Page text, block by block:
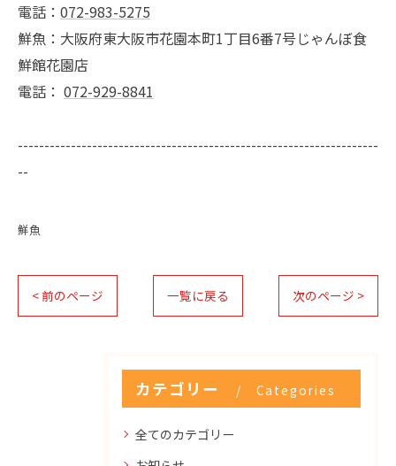
電話： 072-983-5275
鮮魚：大阪府東大阪市花園本町1丁目6番7号じゃんぼ食
鮮館花園店
電話： 072-929-8841
--------------------------------------------------------------------
--
鮮魚
< 前のページ 一覧に戻る 次のページ >
カテゴリー Categories
全てのカテゴリー